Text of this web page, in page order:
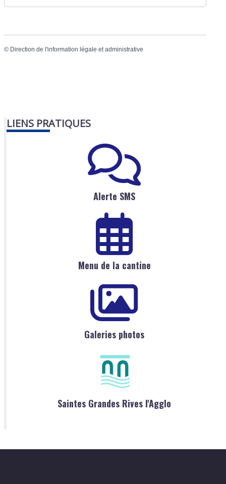
© Direction de l'information légale et administrative
LIENS PRATIQUES
Alerte SMS
Menu de la cantine
Galeries photos
Saintes Grandes Rives l'Agglo